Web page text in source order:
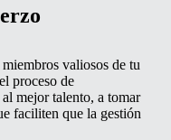
valiosos de tu
proceso de
mejor talento, a tomar
faciliten que la gestión